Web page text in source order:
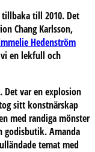
till 2010. Det
Chang Karlsson,
Hedenström
en lekfull och
Det var en explosion
sitt konstnärskap
med randiga mönster
godisbutik. Amanda
temat med